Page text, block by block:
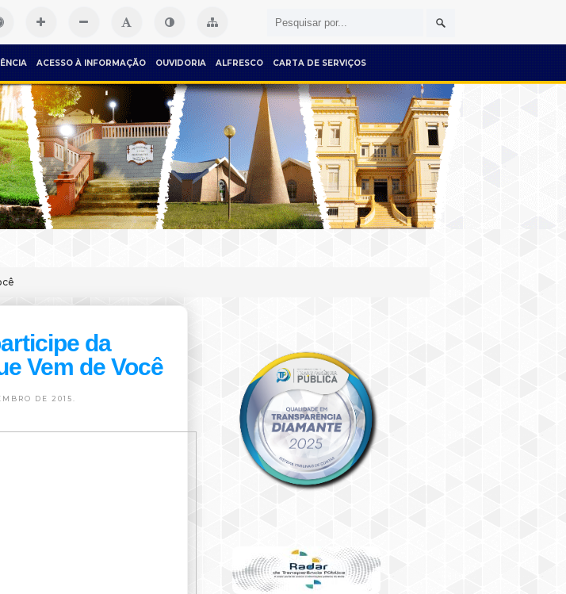
ACESSO À INFORMAÇÃO OUVIDORIA ALFRESCO CARTA DE SERVIÇOS
da
Vem de Você
DE 2015.